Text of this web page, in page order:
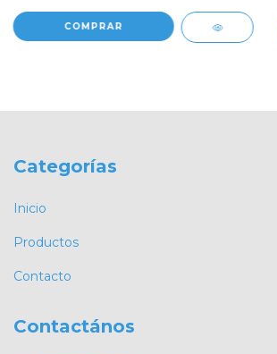
Categorías
Inicio
Productos
Contacto
Contactános